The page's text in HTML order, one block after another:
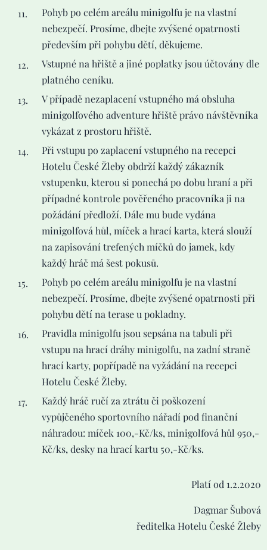
Pohyb po celém areálu minigolfu je na vlastní
nebezpečí. Prosíme, dbejte zvýšené opatrnosti
především při pohybu dětí, děkujeme.
Vstupné na hřiště a jiné poplatky jsou účtovány dle
platného ceníku.
V případě nezaplacení vstupného má obsluha
minigolfového adventure hřiště právo návštěvníka
vykázat z prostoru hřiště.
Při vstupu po zaplacení vstupného na recepci
Hotelu České Žleby obdrží každý zákazník
vstupenku, kterou si ponechá po dobu hraní a při
případné kontrole pověřeného pracovníka ji na
požádání předloží. Dále mu bude vydána
minigolfová hůl, míček a hrací karta, která slouží
na zapisování trefených míčků do jamek, kdy
každý hráč má šest pokusů.
Pohyb po celém areálu minigolfu je na vlastní
nebezpečí. Prosíme, dbejte zvýšené opatrnosti při
pohybu dětí na terase u pokladny.
Pravidla minigolfu jsou sepsána na tabuli při
vstupu na hrací dráhy minigolfu, na zadní straně
hrací karty, popřípadě na vyžádání na recepci
Hotelu České Žleby.
Každý hráč ručí za ztrátu či poškození
vypůjčeného sportovního nářadí pod finanční
náhradou: míček 100,-Kč/ks, minigolfová hůl 950,-
Kč/ks, desky na hrací kartu 50,-Kč/ks.
Platí od 1.2.2020
Dagmar Šubová
ředitelka Hotelu České Žleby